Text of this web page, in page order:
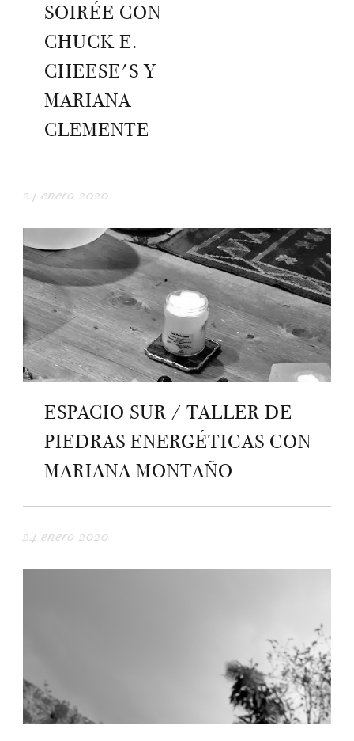
SOIRÉE CON
CHUCK E.
CHEESE'S Y
MARIANA
CLEMENTE
24 enero 2020
ESPACIO SUR / TALLER DE
PIEDRAS ENERGÉTICAS CON
MARIANA MONTAÑO
24 enero 2020